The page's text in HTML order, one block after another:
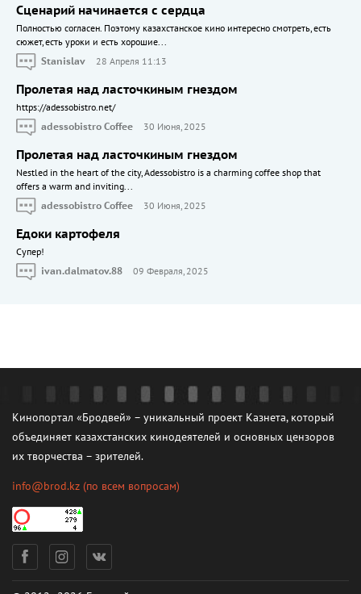
Сценарий начинается с сердца
Полностью согласен. Поэтому казахстанское кино интересно смотреть, есть
сюжет, есть уроки и есть хорошие...
Stanislav
28 Апреля 11:13
Пролетая над ласточкиным гнездом
https://adessobistro.net/
adessobistro Coffee
30 Июня, 2025
Пролетая над ласточкиным гнездом
Nestled in the heart of the city, Adessobistro is a charming coffee shop that
offers a warm and inviting...
adessobistro Coffee
30 Июня, 2025
Едоки картофеля
Cупер!
ivan.dalmatov.88
09 Февраля, 2025
Кинопортал «Бродвей» – уникальный проект Казнета, который
объединяет казахстанских кинодеятелей и основных цензоров
их творчества – зрителей.
info@brod.kz (по всем вопросам)